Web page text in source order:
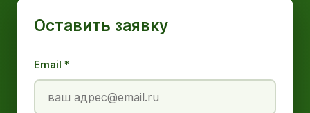
Оставить заявку
Email *